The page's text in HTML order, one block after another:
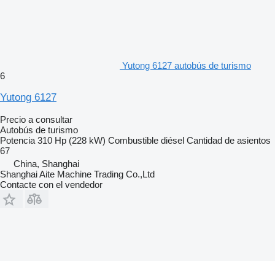
Yutong 6127 autobús de turismo
6
Yutong 6127
Precio a consultar
Autobús de turismo
Potencia 310 Hp (228 kW) Combustible diésel Cantidad de asientos
67
China, Shanghai
Shanghai Aite Machine Trading Co.,Ltd
Contacte con el vendedor